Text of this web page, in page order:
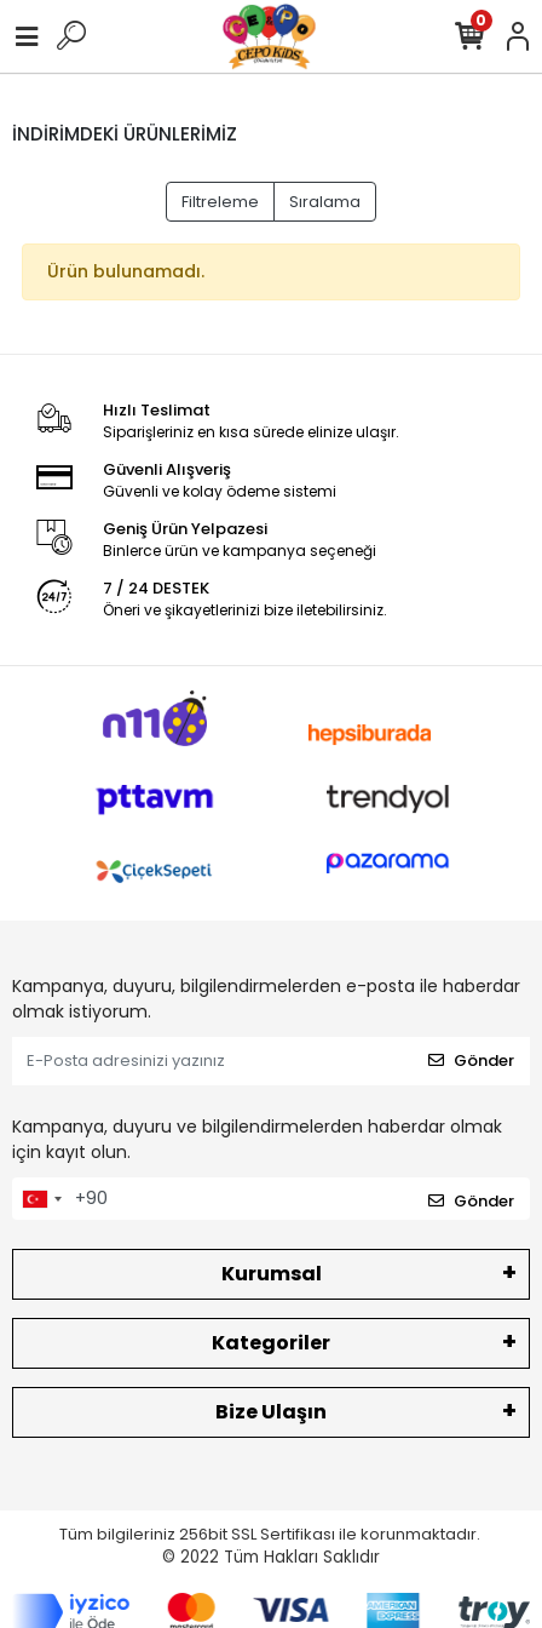
0
İNDİRİMDEKİ ÜRÜNLERİMİZ
Filtreleme Sıralama
Ürün bulunamadı.
Hızlı Teslimat
Siparişleriniz en kısa sürede elinize ulaşır.
Güvenli Alışveriş
Güvenli ve kolay ödeme sistemi
Geniş Ürün Yelpazesi
Binlerce ürün ve kampanya seçeneği
7 / 24 DESTEK
Öneri ve şikayetlerinizi bize iletebilirsiniz.
Kampanya, duyuru, bilgilendirmelerden e-posta ile haberdar
olmak istiyorum.
Gönder
Kampanya, duyuru ve bilgilendirmelerden haberdar olmak
için kayıt olun.
Gönder
Kurumsal
Kategoriler
Bize Ulaşın
Tüm bilgileriniz 256bit SSL Sertifikası ile korunmaktadır.
© 2022 Tüm Hakları Saklıdır